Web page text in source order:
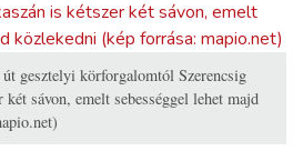
gesztelyi körforgalomtól Szerencsig
két sávon, emelt sebességgel lehet majd